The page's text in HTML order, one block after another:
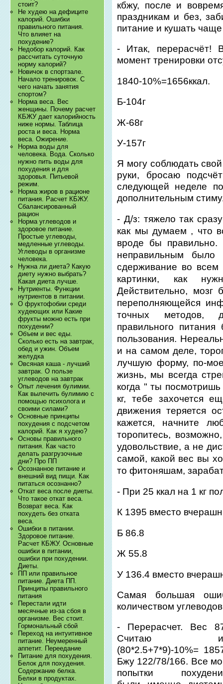
стоит?
Не худею на дефиците
калорий. Ошибки
правильного питания.
Что влияет на
похудение?
Недобор калорий. Как
рассчитать суточную
норму калорий?
Новичок в спортзале.
Начало тренировок. С
чего начать занятия
спортом?
Норма веса. Вес
женщины. Почему расчет
КБЖУ дает калорийность
ниже нормы. Таблица
роста и веса. Норма
веса. Ожирение.
Норма воды для
человека. Вода. Сколько
нужно пить воды для
похудения и для
здоровья. Питьевой
режим.
Норма жиров в рационе
питания. Расчет КБЖУ.
Сбалансированный
рацион
Норма углеводов и
здоровое питание.
Простые углеводы,
медленные углеводы.
Углеводы в организме
человека.
Нужна ли диета? Какую
диету нужно выбрать?
Какая диета лучше.
Нутриенты. Функции
нутриентов в питании.
О фруктофобии среди
худеющих или Какие
фрукты можно есть при
похудении?
Объем и вес еды.
Сколько есть на завтрак,
обед и ужин. Объем
желудка
Овсяная каша - лучший
завтрак. О пользе
углеводов на завтрак
Опыт лечения булимии.
Как вылечить булимию с
помощью психолога и
своими силами?
Основные принципы
похудения с подсчетом
калорий. Как я худею?
Основы правильного
питания. Как часто
делать разгрузочные
дни? Про ПП
Осознанное питание и
внешний вид пищи. Как
питаться осознанно?
Откат веса после диеты.
Что такое откат веса.
Возврат веса. Как
похудеть без отката
веса.
Ошибки в питании.
Здоровое питание.
Расчет КБЖУ. Основные
ошибки в питании,
ошибки при похудении.
Диеты.
ПП или правильное
питание. Диета ПП.
Принципы правильного
питания
Перестали идти
месячные из-за сбоя в
организме. Вес стоит.
Гормональный сбой
Переход на интуитивное
питание. Неумеренный
аппетит. Переедание
Питание для похудения.
Белок для похудения.
Содержание белка.
Белки в продуктах.
кбжу, после и
праздникам и без,
питание и кушать
- Итак, перерасчёт!
момент тренировки
1840-10%=1656ккал.
Б-104г
Ж-68г
У-157г
Я могу соблюдать
руки, бросаю
следующей неделе
дополнительным
- Д/з: тяжело так
как мы думаем , что
вроде бы правильно.
неправильным было
сдерживание во
картинки, как
Действительно, мозг
переполняющейся
точных методов,
правильного
пользования.
и на самом деле,
лучшую форму, по-
жизнь, мы всегда
когда " ты
кг, тебе захочется
движения теряется
кажется, начните
торопитесь,
удовольствие, а не
самой, какой вес вы
то фитоняшам,
- При 25 ккал на 1 кг
К 1395 вместо
Б 86.8
Ж 55.8
У 136.4 вместо
Самая большая
количеством
- Перерасчет. Вес
Считаю
(80*2.5+7*9)-10%=
Бжу 122/78/166. Все
попытки